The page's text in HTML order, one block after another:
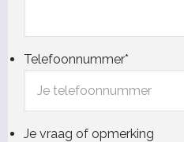
Telefoonnummer*
Je vraag of opmerking